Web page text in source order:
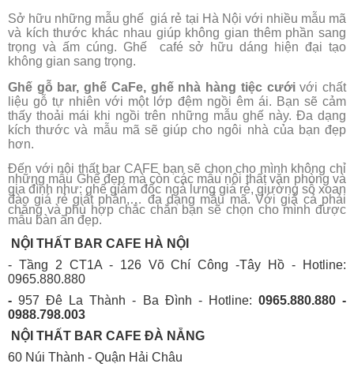
Sở hữu những mẫu ghế giá rẻ tại Hà Nội với nhiều mẫu mã
và kích thước khác nhau giúp không gian thêm phần sang
trọng và ấm cúng. Ghế café sở hữu dáng hiện đại tạo
không gian sang trọng.
Ghế gỗ bar, ghế CaFe, ghế nhà hàng tiệc cướivới chất
liệu gỗ tự nhiên với một lớp đệm ngồi êm ái. Bạn sẽ cảm
thấy thoải mái khi ngồi trên những mẫu ghế này. Đa dạng
kích thước và mẫu mã sẽ giúp cho ngôi nhà của bạn đẹp
hơn.
Đến với nội thất bar CAFE bạn sẽ chọn cho mình không chỉ
những mẫu Ghế đẹp mà còn các mẫu nội thất văn phòng và
gia đình như: ghế giám đốc ngả lưng giá rẻ, giường sỗ xoan
đào giá rẻ giát phản,… đa dạng mẫu mã. Với giá cả phải
chăng và phù hợp chắc chắn bạn sẽ chọn cho mình được
mẫu bàn ăn đẹp.
NỘI THẤT BAR CAFE HÀ NỘI
- Tầng 2 CT1A - 126 Võ Chí Công -Tây Hồ - Hotline:
0965.880.880
-957 Đê La Thành - Ba Đình - Hotline: 0965.880.880 -
0988.798.003
NỘI THẤT BAR CAFE ĐÀ NẴNG
60 Núi Thành - Quận Hải Châu